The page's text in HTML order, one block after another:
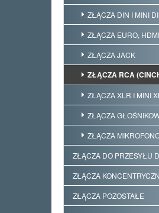
ZŁĄCZA DIN I MINI
ZŁĄCZA EURO, HDMI
ZŁĄCZA JACK
ZŁĄCZA RCA
ZŁĄCZA XLR I MINI
ZŁĄCZA
ZŁĄCZA
ZŁĄCZA DO PRZESYŁU
ZŁĄCZA
ZŁĄCZA POZOSTAŁE